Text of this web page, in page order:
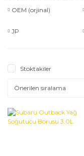
OEM (orjinal)
JP
Stoktakiler